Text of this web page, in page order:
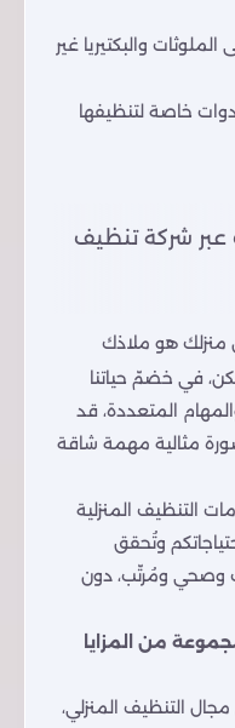
والبكتيريا غير
خاصة لتنظيفها
عبر شركة تنظيف
منزلك هو ملاذك
في خضمّ حياتنا
المتعددة، قد
مثالية مهمة شاقة
التنظيف المنزلية
وتُحقق
وصحي ومُرتّب، دون
من المزايا
التنظيف المنزلي،